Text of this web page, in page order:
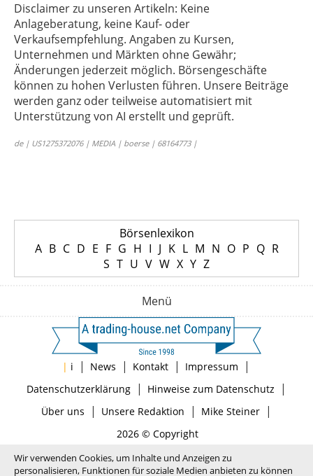
Disclaimer zu unseren Artikeln: Keine
Anlageberatung, keine Kauf- oder
Verkaufsempfehlung. Angaben zu Kursen,
Unternehmen und Märkten ohne Gewähr;
Änderungen jederzeit möglich. Börsengeschäfte
können zu hohen Verlusten führen. Unsere Beiträge
werden ganz oder teilweise automatisiert mit
Unterstützung von AI erstellt und geprüft.
de | US1275372076 | MEDIA | boerse | 68164773 |
Börsenlexikon
A B C D E F G H I J K L M N O P Q R
S T U V W X Y Z
Menü
| i | News | Kontakt | Impressum |
Datenschutzerklärung| Hinweise zum Datenschutz |
Über uns | Unsere Redaktion | Mike Steiner|
2026 © Copyright
Wir verwenden Cookies, um Inhalte und Anzeigen zu
personalisieren, Funktionen für soziale Medien anbieten zu können